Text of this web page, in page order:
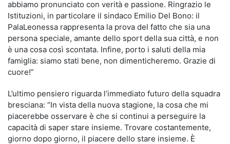
abbiamo pronunciato con verità e passione. Ringrazio le
Istituzioni, in particolare il sindaco Emilio Del Bono: il
PalaLeonessa rappresenta la prova del fatto che sia una
persona speciale, amante dello sport della sua città, e non
è una cosa così scontata. Infine, porto i saluti della mia
famiglia: siamo stati bene, non dimenticheremo. Grazie di
cuore!”
L’ultimo pensiero riguarda l’immediato futuro della squadra
bresciana: “In vista della nuova stagione, la cosa che mi
piacerebbe osservare è che si continui a perseguire la
capacità di saper stare insieme. Trovare costantemente,
giorno dopo giorno, il piacere dello stare insieme. È